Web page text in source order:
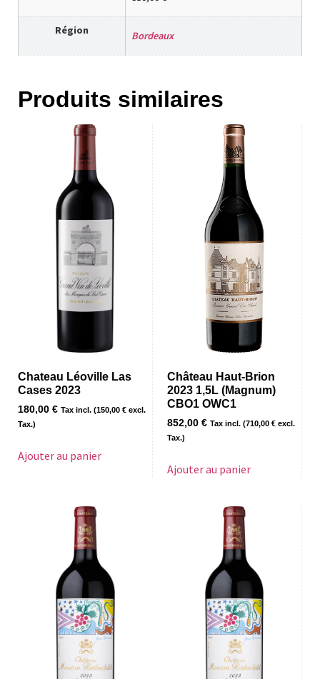
Région Bordeaux
Produits similaires
Chateau Léoville Las
Cases 2023
180,00 € Tax incl. (150,00 € excl.
Tax.)
Ajouter au panier
Château Haut-Brion
2023 1,5L (Magnum)
CBO1 OWC1
852,00 € Tax incl. (710,00 € excl.
Tax.)
Ajouter au panier